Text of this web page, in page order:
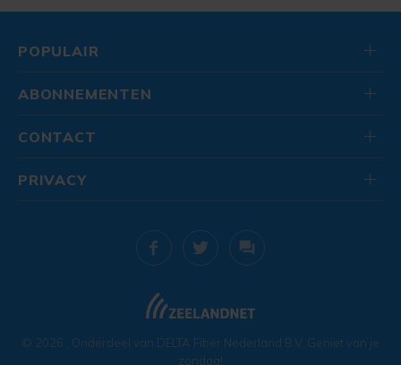
POPULAIR
ABONNEMENTEN
CONTACT
© 2026 . Onderdeel van DELTA Fiber Nederland B.V. Geniet van je
zondag!
PRIVACY